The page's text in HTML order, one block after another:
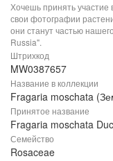
Хочешь принять
свои фотографии
они станут частью
Russia".
Штрихкод
MW0387657
Название в коллекции
Fragaria moschata
Принятое название
Fragaria moschata
Семейство
Rosaceae